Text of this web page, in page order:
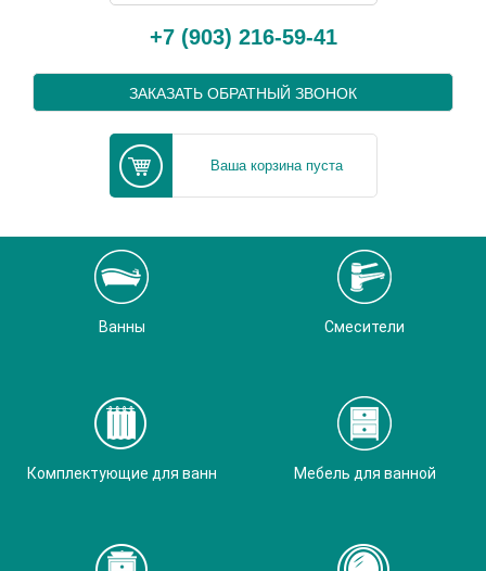
+7 (903) 216-59-41
ЗАКАЗАТЬ ОБРАТНЫЙ ЗВОНОК
Ваша корзина пуста
Ванны Смесители
Комплектующие для ванн Мебель для ванной